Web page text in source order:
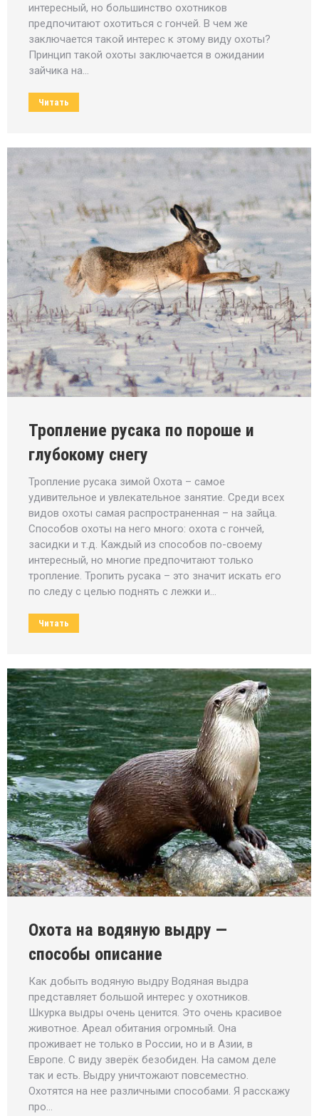
интересный, но большинство охотников
предпочитают охотиться с гончей. В чем же
заключается такой интерес к этому виду охоты?
Принцип такой охоты заключается в ожидании
зайчика на…
Читать
Тропление русака по пороше и
глубокому снегу
Тропление русака зимой Охота – самое
удивительное и увлекательное занятие. Среди всех
видов охоты самая распространенная – на зайца.
Способов охоты на него много: охота с гончей,
засидки и т.д. Каждый из способов по-своему
интересный, но многие предпочитают только
тропление. Тропить русака – это значит искать его
по следу с целью поднять с лежки и…
Читать
Охота на водяную выдру —
способы описание
Как добыть водяную выдру Водяная выдра
представляет большой интерес у охотников.
Шкурка выдры очень ценится. Это очень красивое
животное. Ареал обитания огромный. Она
проживает не только в России, но и в Азии, в
Европе. С виду зверёк безобиден. На самом деле
так и есть. Выдру уничтожают повсеместно.
Охотятся на нее различными способами. Я расскажу
про…